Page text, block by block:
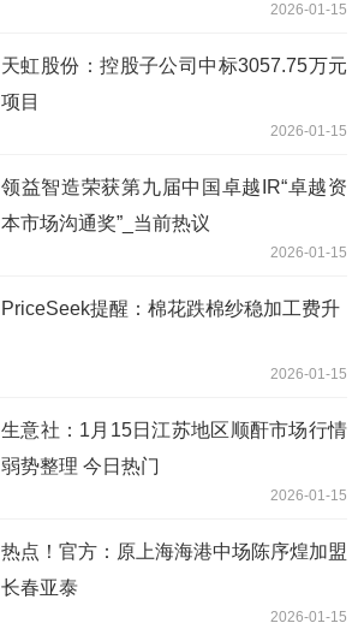
2026-01-15
天虹股份：控股子公司中标3057.75万元
项目
2026-01-15
领益智造荣获第九届中国卓越IR“卓越资
本市场沟通奖”_当前热议
2026-01-15
PriceSeek提醒：棉花跌棉纱稳加工费升
2026-01-15
生意社：1月15日江苏地区顺酐市场行情
弱势整理 今日热门
2026-01-15
热点！官方：原上海海港中场陈序煌加盟
长春亚泰
2026-01-15